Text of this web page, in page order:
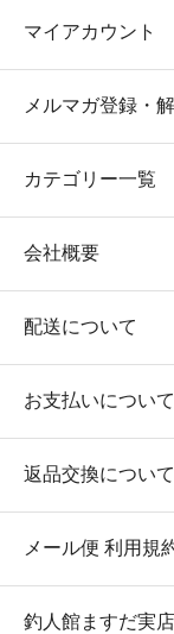
マイアカウント
メルマガ登録・
カテゴリー一覧
会社概要
配送について
お支払いについて
返品交換について
メール便 利用規
釣人館ますだ実